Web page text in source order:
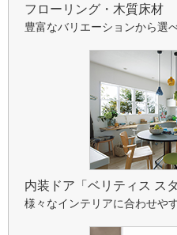
フローリング・木質床材
豊富なバリエーションから選
内装ドア「ベリティス ス
様々なインテリアに合わせや